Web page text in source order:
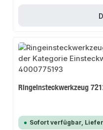
Ringeinsteckwerkzeug
Sofort verfügbar,